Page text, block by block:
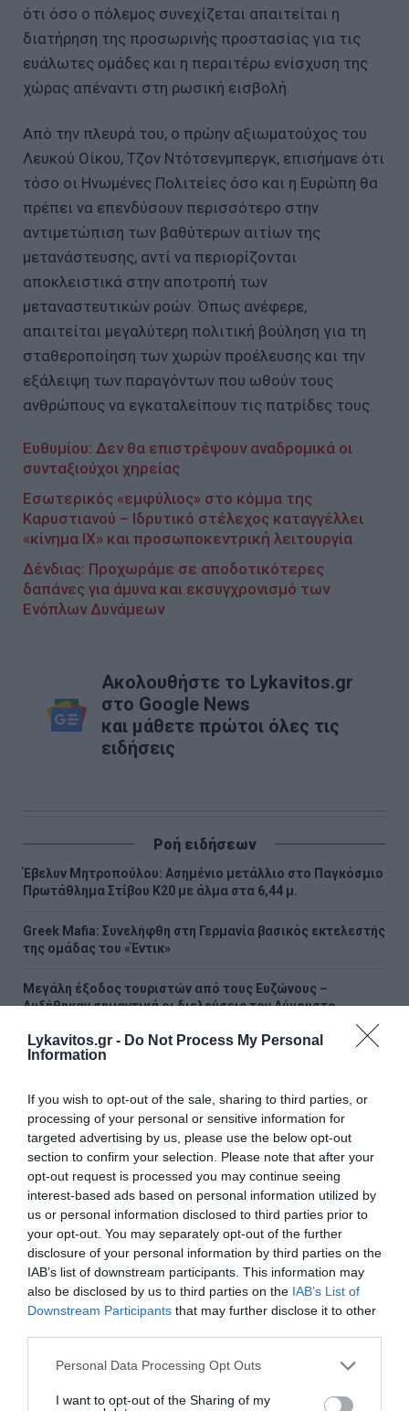
Lykavitos.gr - Do Not Process My Personal
Information
If you wish to opt-out of the sale, sharing to third parties, or
processing of your personal or sensitive information for
targeted advertising by us, please use the below opt-out
section to confirm your selection. Please note that after your
opt-out request is processed you may continue seeing
interest-based ads based on personal information utilized by
us or personal information disclosed to third parties prior to
your opt-out. You may separately opt-out of the further
disclosure of your personal information by third parties on the
IAB’s list of downstream participants. This information may
also be disclosed by us to third parties on the IAB’s List of
Downstream Participants that may further disclose it to other
Please note that this website/app uses one or more Google
not limited to your visit or usage behaviour. You may click to
Personal Data Processing Opt Outs
I want to opt-out of the Sharing of my
ότι όσο ο πόλεμος συνεχίζεται απαιτείται η
διατήρηση της προσωρινής προστασίας για τις
ευάλωτες ομάδες και η περαιτέρω ενίσχυση της
χώρας απέναντι στη ρωσική εισβολή.
Από την πλευρά του, ο πρώην αξιωματούχος του
Λευκού Οίκου, Τζον Ντότσενμπεργκ, επισήμανε ότι
τόσο οι Ηνωμένες Πολιτείες όσο και η Ευρώπη θα
πρέπει να επενδύσουν περισσότερο στην
αντιμετώπιση των βαθύτερων αιτίων της
μετανάστευσης, αντί να περιορίζονται
αποκλειστικά στην αποτροπή των
μεταναστευτικών ροών. Όπως ανέφερε,
απαιτείται μεγαλύτερη πολιτική βούληση για τη
σταθεροποίηση των χωρών προέλευσης και την
εξάλειψη των παραγόντων που ωθούν τους
ανθρώπους να εγκαταλείπουν τις πατρίδες τους.
Ευθυμίου: Δεν θα επιστρέψουν αναδρομικά οι
συνταξιούχοι χηρείας
Εσωτερικός «εμφύλιος» στο κόμμα της
Καρυστιανού – Ιδρυτικό στέλεχος καταγγέλλει
«κίνημα ΙΧ» και προσωποκεντρική λειτουργία
Δένδιας: Προχωράμε σε αποδοτικότερες
δαπάνες για άμυνα και εκσυγχρονισμό των
Ενόπλων Δυνάμεων
Ακολουθήστε το Lykavitos.gr
στο Google News
και μάθετε πρώτοι όλες τις
ειδήσεις
Ροή ειδήσεων
Έβελυν Μητροπούλου: Ασημένιο μετάλλιο στο Παγκόσμιο
Πρωτάθλημα Στίβου Κ20 με άλμα στα 6,44 μ.
Greek Mafia: Συνελήφθη στη Γερμανία βασικός εκτελεστής
της ομάδας του «Έντικ»
Μεγάλη έξοδος τουριστών από τους Ευζώνους –
Αυξήθηκαν σημαντικά οι διελεύσεις τον Αύγουστο
myAGRO: Η νέα πλατφόρμα που αλλάζει τον τρόπο
καταβολής των αγροτικών ενισχύσεων
Σενάριο «βόμβα» με Ρόδρι: Θέλει Μπαρτσελόνα –
Συνεχίζονται οι διαπραγματεύσεις με τη Σίτι
Ζέστη και ισχυροί βοριάδες συνθέτουν επικίνδυνο
σκηνικό για πυρκαγιές
Τουρκία, Σαουδική Αραβία και Πακιστάν ενισχύουν τη
στρατιωτική τους συνεργασία
Πάνω από 100 κατοικίες με σοβαρές ζημιές στο Πόρτο
Γερμενό – Τι προβλέπεται για τις αποζημιώσεις
Eurobank: Η ανθεκτικότητα της ελληνικής οικονομίας
Χατζηδάκης: «Ό,τι δεν αναρτάται δεν ισχύει» -